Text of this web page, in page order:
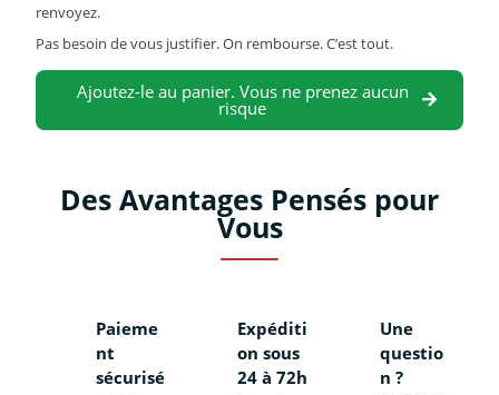
renvoyez.
Pas besoin de vous justifier. On rembourse. C’est tout.
Ajoutez-le au panier. Vous ne prenez aucun
risque
Des Avantages Pensés pour
Vous
Paieme
nt
sécurisé
Expéditi
on sous
24 à 72h
Une
questio
n ?